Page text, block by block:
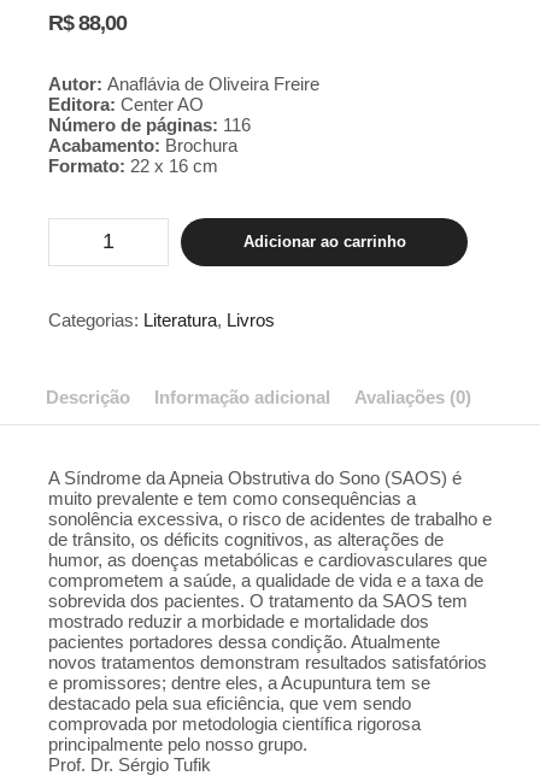
R$88,00
Autor: Anaflávia de Oliveira Freire
Editora: Center AO
Número de páginas: 116
Acabamento: Brochura
Formato: 22 x 16 cm
APNEIA
DO
SONO
quantidade
Adicionar ao carrinho
Categorias: Literatura, Livros
Descrição Informação adicional Avaliações (0)
A Síndrome da Apneia Obstrutiva do Sono (SAOS) é
muito prevalente e tem como consequências a
sonolência excessiva, o risco de acidentes de trabalho e
de trânsito, os déficits cognitivos, as alterações de
humor, as doenças metabólicas e cardiovasculares que
comprometem a saúde, a qualidade de vida e a taxa de
sobrevida dos pacientes. O tratamento da SAOS tem
mostrado reduzir a morbidade e mortalidade dos
pacientes portadores dessa condição. Atualmente
novos tratamentos demonstram resultados satisfatórios
e promissores; dentre eles, a Acupuntura tem se
destacado pela sua eficiência, que vem sendo
comprovada por metodologia científica rigorosa
principalmente pelo nosso grupo.
Prof. Dr. Sérgio Tufik